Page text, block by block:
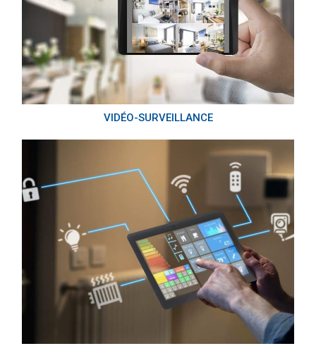
VIDÉO-SURVEILLANCE